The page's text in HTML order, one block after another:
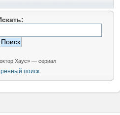
Хаус» — сериал
поиск